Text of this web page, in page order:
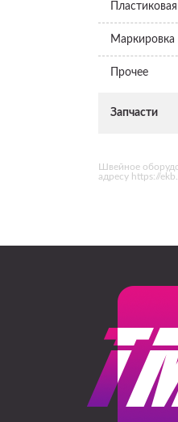
Прочее
Запчасти
Швейное
адресу https://